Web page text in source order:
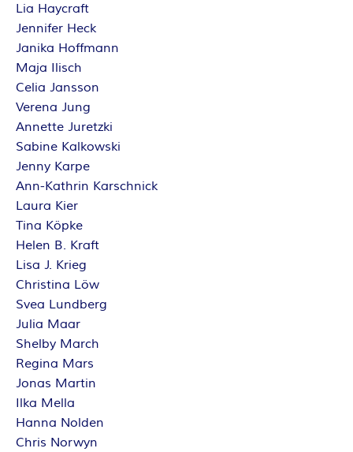
Lia Haycraft
Jennifer Heck
Janika Hoffmann
Maja Ilisch
Celia Jansson
Verena Jung
Annette Juretzki
Sabine Kalkowski
Jenny Karpe
Ann-Kathrin Karschnick
Laura Kier
Tina Köpke
Helen B. Kraft
Lisa J. Krieg
Christina Löw
Svea Lundberg
Julia Maar
Shelby March
Regina Mars
Jonas Martin
Ilka Mella
Hanna Nolden
Chris Norwyn